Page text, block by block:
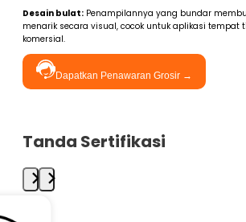
Desain bulat: Penampilannya yang bundar
menarik secara visual, cocok untuk aplikasi tempat
komersial.
Dapatkan Penawaran Grosir →
Tanda Sertifikasi